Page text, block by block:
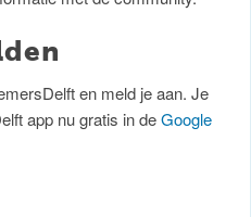
en meld je aan. Je
app nu gratis in deGoogle